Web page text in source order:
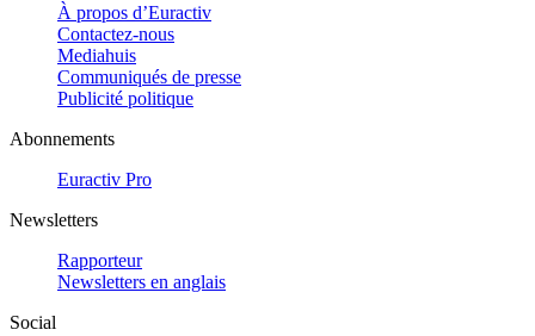
À propos d’Euractiv
Contactez-nous
Mediahuis
Communiqués de presse
Publicité politique
Abonnements
Euractiv Pro
Newsletters
Rapporteur
Newsletters en anglais
Social